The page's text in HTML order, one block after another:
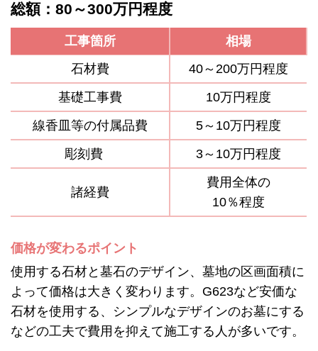
総額：80～300万円程度
工事箇所
相場
石材費
40～200万円程度
基礎工事費
10万円程度
線香皿等の付属品費
5～10万円程度
彫刻費
3～10万円程度
諸経費
費用全体の
10％程度
価格が変わるポイント
使用する石材と墓石のデザイン、墓地の区画面積に
よって価格は大きく変わります。G623など安価な
石材を使用する、シンプルなデザインのお墓にする
などの工夫で費用を抑えて施工する人が多いです。